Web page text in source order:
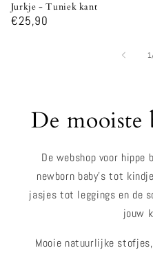
Jurkje - Tuniek kant
Normale
€25,90
1
De mooiste
De webshop voor hippe
newborn baby's tot
jasjes tot leggings en de
jouw
Mooie natuurlijke